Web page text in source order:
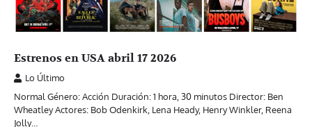
Estrenos en USA abril 17 2026
Lo Último
Normal Género: Acción Duración: 1 hora, 30 minutos Director: Ben
Wheatley Actores: Bob Odenkirk, Lena Heady, Henry Winkler, Reena
Jolly…